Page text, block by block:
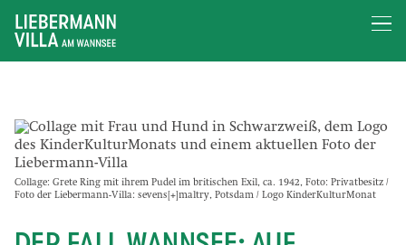
Collage: Grete Ring mit ihrem Pudel im britischen Exil, ca. 1942, Foto: Privatbesitz /
Foto der Liebermann-Villa: sevens[+]maltry, Potsdam / Logo KinderKulturMonat